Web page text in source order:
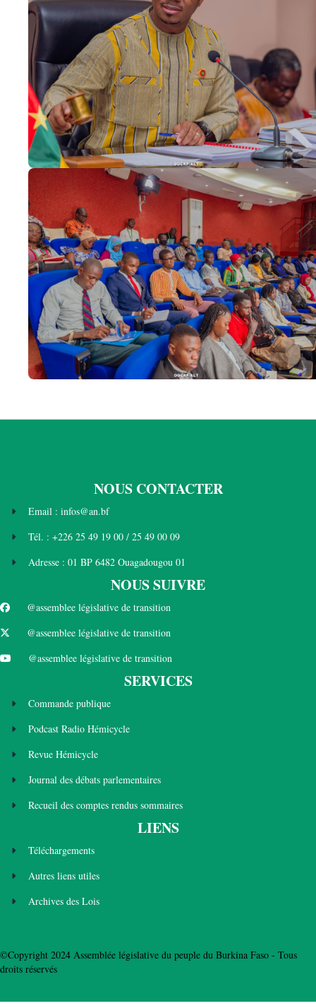
NOUS CONTACTER
Email : infos@an.bf
Tél. : +226 25 49 19 00 / 25 49 00 09
Adresse : 01 BP 6482 Ouagadougou 01
NOUS SUIVRE
@assemblee législative de transition
@assemblee législative de transition
@assemblee législative de transition
SERVICES
Commande publique
Podcast Radio Hémicycle
Revue Hémicycle
Journal des débats parlementaires
Recueil des comptes rendus sommaires
LIENS
Téléchargements
Autres liens utiles
Archives des Lois
©Copyright 2024 Assemblée législative du peuple du Burkina Faso - Tous
droits réservés